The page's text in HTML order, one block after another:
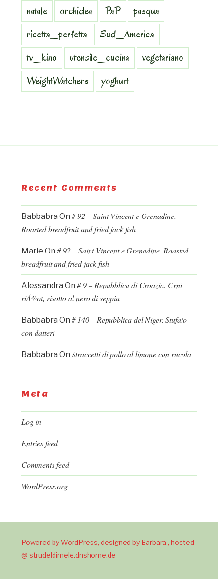
natale
orchidea PaP
pasqua
ricetta_perfetta
Sud_America
tv_kino
utensile_cucina
vegetariano
WeightWatchers
yoghurt
Recent Comments
Babbabra On # 92 – Saint Vincent e Grenadine.
Roasted breadfruit and fried jack fish
Marie On # 92 – Saint Vincent e Grenadine. Roasted
breadfruit and fried jack fish
Alessandra On # 9 – Repubblica di Croazia. Crni
riÅ¾ot, risotto al nero di seppia
Babbabra On # 140 – Repubblica del Niger. Stufato
con datteri
Babbabra On Straccetti di pollo al limone con rucola
Meta
Log in
Entries feed
Comments feed
WordPress.org
Powered by WordPress, designed by Barbara , hosted
@ strudeldimele.dnshome.de